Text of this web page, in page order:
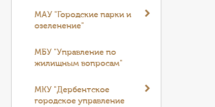
МАУ "Городские парки и
озеленение"
МБУ "Управление по
жилищным вопросам"
МКУ "Дербентское
городское управление